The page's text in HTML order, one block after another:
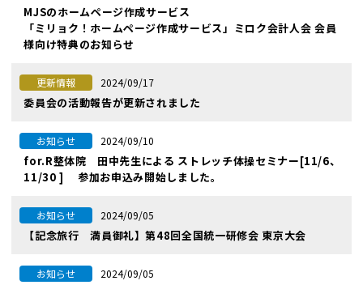
MJSのホームページ作成サービス
「ミリョク！ホームページ作成サービス」ミロク会計人会 会員
様向け特典のお知らせ
更新情報 2024/09/17
委員会の活動報告が更新されました
お知らせ 2024/09/10
for.R整体院 田中先生による ストレッチ体操セミナー[11/6、
11/30 ] 参加お申込み開始しました。
お知らせ 2024/09/05
【記念旅行 満員御礼】第48回全国統一研修会 東京大会
お知らせ 2024/09/05